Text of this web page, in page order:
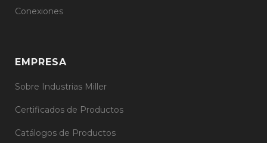
Conexiones
EMPRESA
Sobre Industrias Miller
Certificados de Productos
Catálogos de Productos